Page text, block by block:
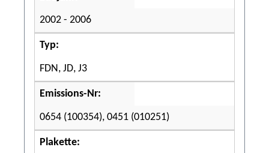
2002 - 2006
Typ:
FDN, JD, J3
Emissions-Nr:
0654 (100354), 0451 (010251)
Plakette: